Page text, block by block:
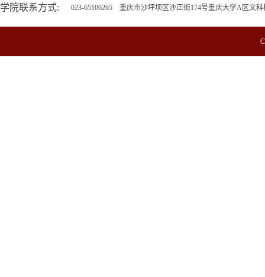
学院联系方式: 023-65106265 重庆市沙坪坝区沙正街174号重庆大学A区文科